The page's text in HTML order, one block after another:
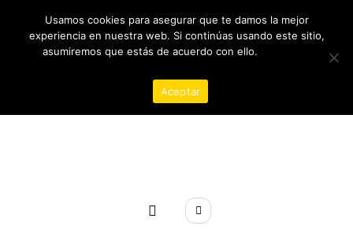
contenido
10/08/2026 7:06:28 AM
Usamos cookies para asegurar que te damos la mejor
experiencia en nuestra web. Si continúas usando este sitio,
asumiremos que estás de acuerdo con ello.
Aceptar